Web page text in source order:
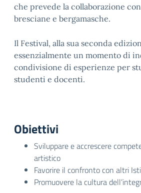
che prevede la collaborazione
bresciane e bergamasche.
Il Festival, alla sua seconda
essenzialmente un momento di
condivisione di esperienze per
studenti e docenti.
Obiettivi
Sviluppare e accrescere
artistico
Favorire il confronto con altri
Promuovere la cultura